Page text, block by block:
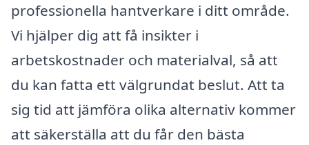
professionella hantverkare i ditt område.
Vi hjälper dig att få insikter i
arbetskostnader och materialval, så att
du kan fatta ett välgrundat beslut. Att ta
sig tid att jämföra olika alternativ kommer
att säkerställa att du får den bästa